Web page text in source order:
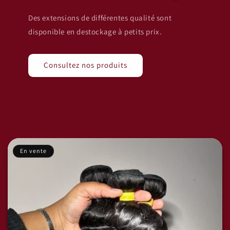
Des extensions de différentes qualité sont
disponible en destockage à petits prix.
Consultez nos produits
En vente